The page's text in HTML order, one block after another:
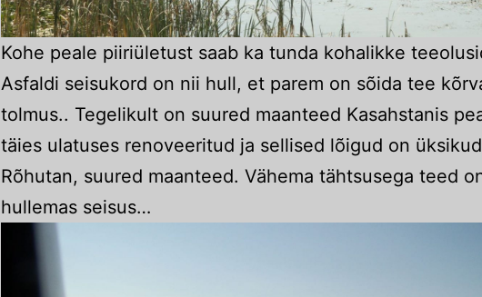
Kohe peale piiriületust saab ka tunda kohalikke
Asfaldi seisukord on nii hull, et parem on sõida tee
tolmus.. Tegelikult on suured maanteed Kasahstanis
täies ulatuses renoveeritud ja sellised lõigud on
Rõhutan, suured maanteed. Vähema tähtsusega teed
hullemas seisus…